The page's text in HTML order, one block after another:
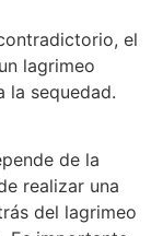
el
lagrimeo
la sequedad.
de la
realizar una
del lagrimeo